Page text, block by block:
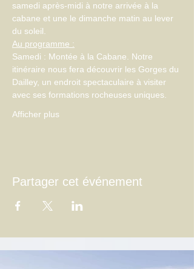
samedi après-midi à notre arrivée à la
cabane et une le dimanche matin au lever
du soleil.
Au programme :
Samedi : Montée à la Cabane. Notre
itinéraire nous fera découvrir les Gorges du
Dailley, un endroit spectaculaire à visiter
avec ses formations rocheuses uniques.
Afficher plus
Partager cet événement